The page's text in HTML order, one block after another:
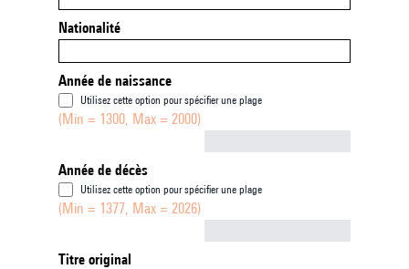
Nationalité
Année de naissance
Utilisez cette option pour spécifier une plage
(Min = 1300, Max = 2000)
Année de décès
Utilisez cette option pour spécifier une plage
(Min = 1377, Max = 2026)
Titre original